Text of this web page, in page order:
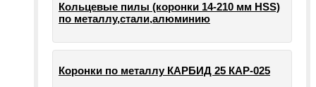
Кольцевые пилы (коронки 14-210 мм HSS)
по металлу,стали,алюминию
Коронки по металлу КАРБИД 25 КАР-025